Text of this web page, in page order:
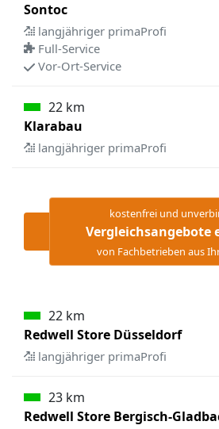
Sontoc
langjähriger primaProfi
Full-Service
Vor-Ort-Service
22 km
Klarabau
langjähriger primaProfi
kostenfrei und
Vergleichsangebote
von Fachbetrieben aus
22 km
Redwell Store Düsseldorf
langjähriger primaProfi
23 km
Redwell Store Bergisch-